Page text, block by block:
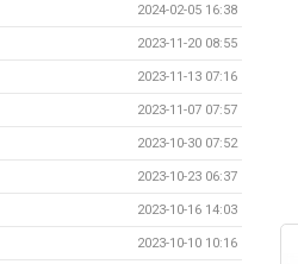
2024-02-05 16:38
2023-11-20 08:55
2023-11-13 07:16
2023-11-07 07:57
2023-10-30 07:52
2023-10-23 06:37
2023-10-16 14:03
2023-10-10 10:16